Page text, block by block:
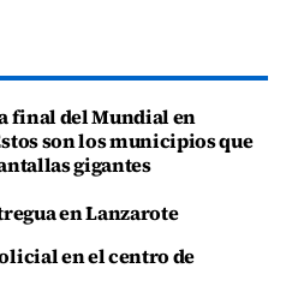
final del Mundial en
son los municipios que
gigantes
en Lanzarote
en el centro de